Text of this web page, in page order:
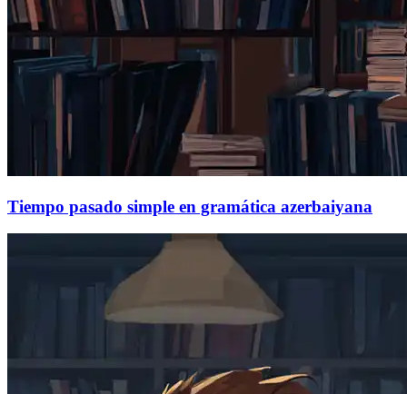
Tiempo pasado simple en gramática azerbaiyana